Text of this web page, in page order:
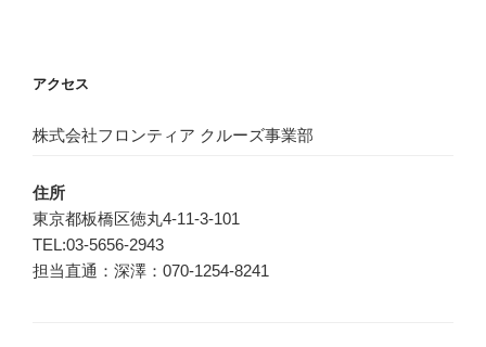
アクセス
株式会社フロンティア クルーズ事業部
住所
東京都板橋区徳丸4-11-3-101
TEL:03-5656-2943
担当直通：深澤：070-1254-8241